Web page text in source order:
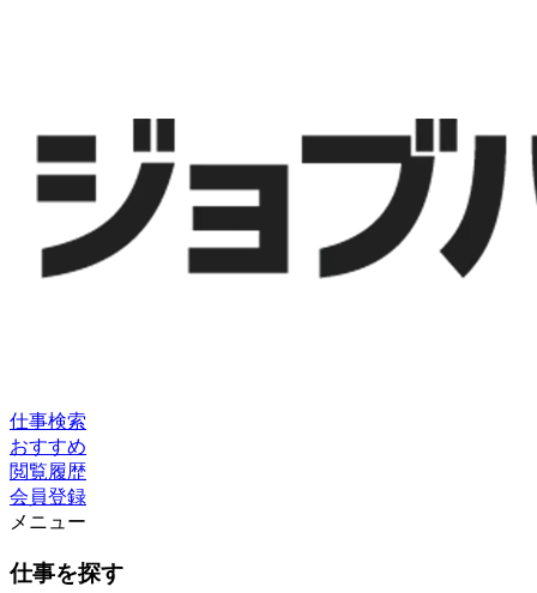
仕事検索
おすすめ
閲覧履歴
会員登録
メニュー
仕事を探す